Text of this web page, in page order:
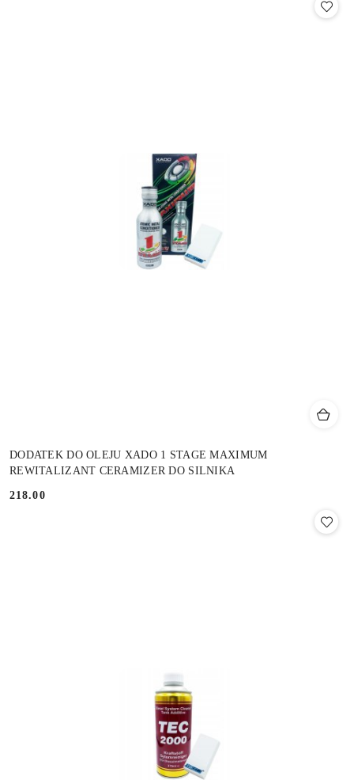
DODATEK DO OLEJU XADO 1 STAGE MAXIMUM
REWITALIZANT CERAMIZER DO SILNIKA
Cena:
218.00